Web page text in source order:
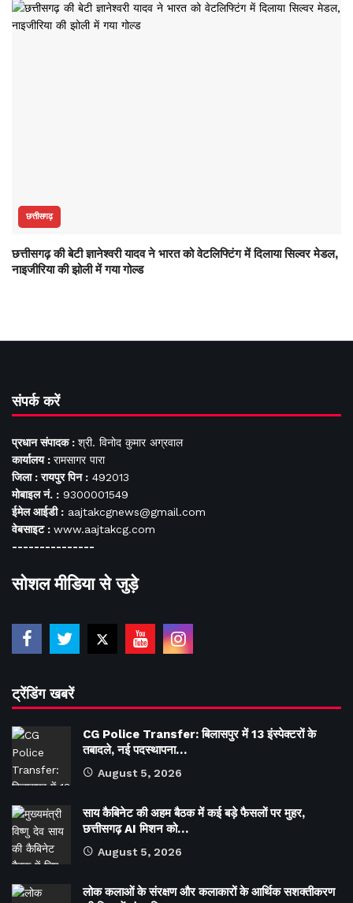
छत्तीसगढ़
छत्तीसगढ़ की बेटी ज्ञानेश्वरी यादव ने भारत को वेटलिफ्टिंग में दिलाया सिल्वर मेडल,
नाइजीरिया की झोली में गया गोल्ड
संपर्क करें
प्रधान संपादक : श्री. विनोद कुमार अग्रवाल
कार्यालय : रामसागर पारा
जिला : रायपुर पिन : 492013
मोबाइल नं. : 9300001549
ईमेल आईडी : aajtakcgnews@gmail.com
वेबसाइट : www.aajtakcg.com
---------------
सोशल मीडिया से जुड़े
ट्रेंडिंग खबरें
CG Police Transfer: बिलासपुर में 13 इंस्पेक्टरों के
तबादले, नई पदस्थापना…
August 5, 2026
साय कैबिनेट की अहम बैठक में कई बड़े फैसलों पर मुहर,
छत्तीसगढ़ AI मिशन को…
August 5, 2026
लोक कलाओं के संरक्षण और कलाकारों के आर्थिक सशक्तीकरण